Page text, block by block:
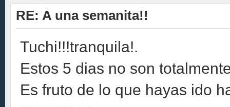
RE: A una semanita!!
Tuchi!!!tranquila!.
Estos 5 dias no son
Es fruto de lo que hayas ido